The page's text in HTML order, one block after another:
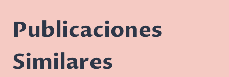
Publicaciones
Similares